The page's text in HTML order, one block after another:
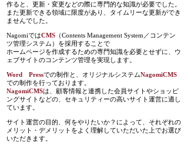
作ると、更新・変更などの際に専門的な知識が必要でした。
また更新できる領域に限度があり、タイムリーな更新ができ
ませんでした。
NagomiではCMS （Contents Management System／コンテン
ツ管理システム）を採用することで
ホームページを作成するための専門知識を必要とせずに、ウ
ェブサイトのコンテンツ管理を実現します。
Word Pressでの制作と、オリジナルシステムNagomiCMS
での制作を行っております。
NagomiCMSは、顧客情報と連携した会員サイトやショッピ
ングサイトなどの、セキュリティーの高いサイト運営に適し
ています。
サイト運営の目的、何をやりたいか？によって、それぞれの
メリット・デメリットをよく理解していただいた上でお選び
いただきます。